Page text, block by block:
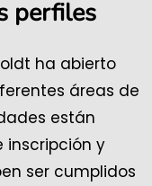
perfiles
ha abierto
áreas de
están
inscripción y
ser cumplidos